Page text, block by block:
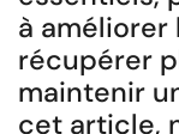
à améliorer
récupérer
maintenir
cet article,